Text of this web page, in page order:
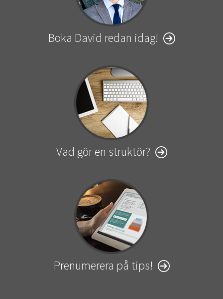
Boka David redan idag!
Vad gör en struktör?
Prenumerera på tips!